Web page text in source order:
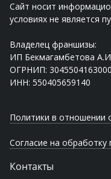
Сайт носит
условиях не является
Владелец франшизы:
ИП Бекмагамбетова
ОГРНИП:
ИНН: 550405659140
Политики в отношении
Согласие на
Контакты